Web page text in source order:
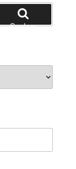
Suchen